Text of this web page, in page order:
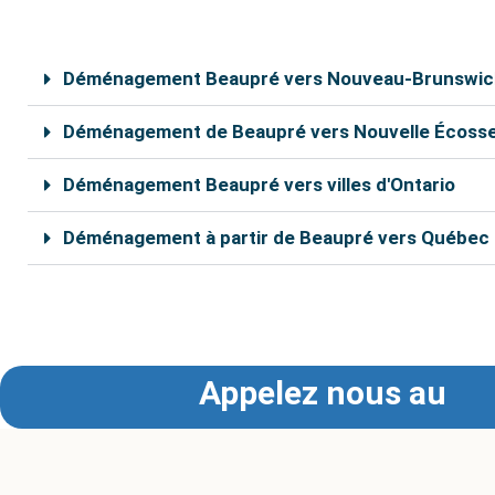
Déménagement Beaupré vers Nouveau-
Déménagement de Beaupré vers Nouvelle
Déménagement Beaupré vers villes d'Ontario
Déménagement à partir de Beaupré vers Québec
Appelez nous au